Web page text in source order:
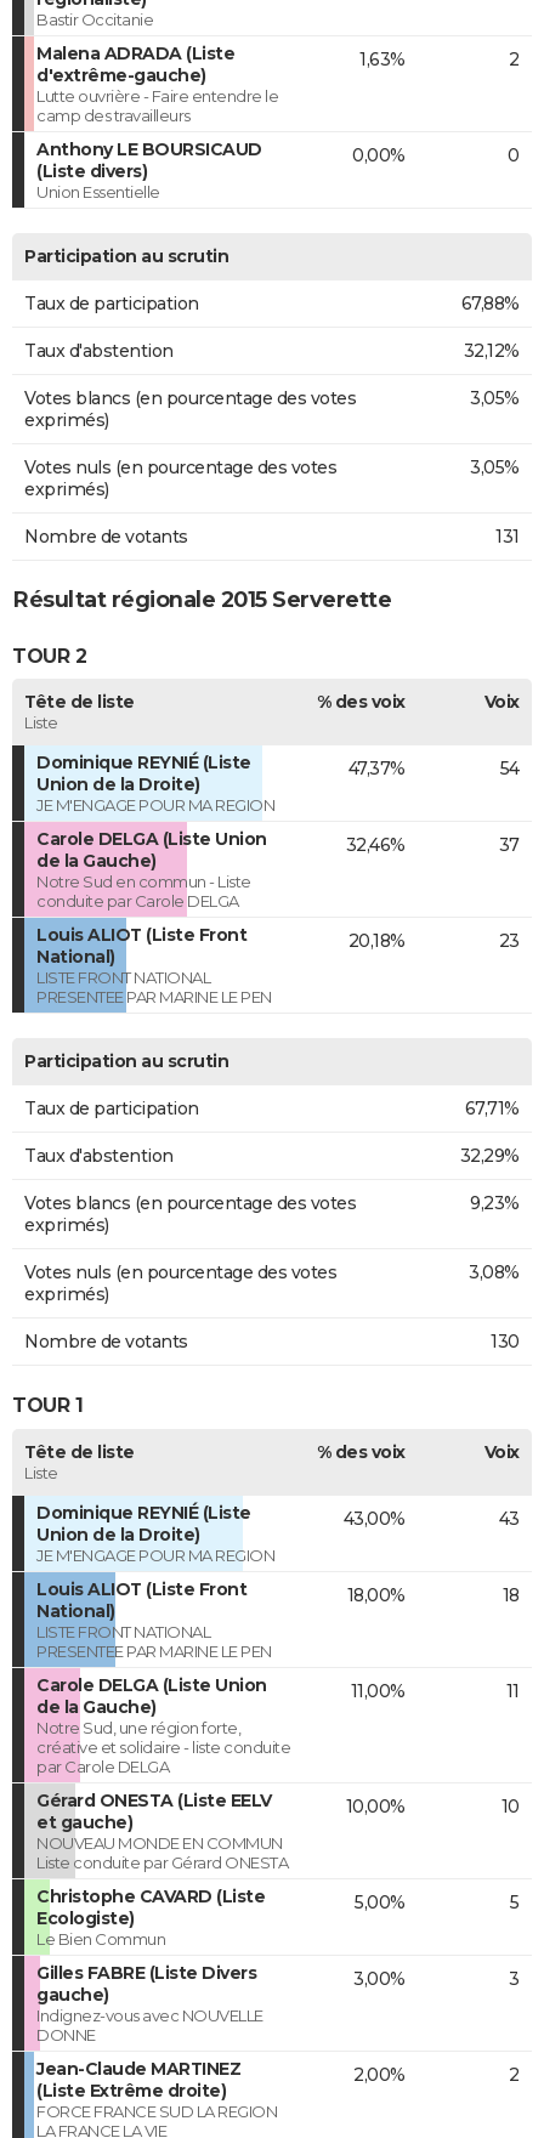
Bastir Occitanie
Malena ADRADA (Liste
d'extrême-gauche)
Lutte ouvrière - Faire entendre le
camp des travailleurs
1,63% 2
Anthony LE BOURSICAUD
(Liste divers)
Union Essentielle
0,00% 0
Participation au scrutin
Taux de participation 67,88%
Taux d'abstention 32,12%
Votes blancs (en pourcentage des votes
exprimés)
3,05%
Votes nuls (en pourcentage des votes
exprimés)
3,05%
Nombre de votants 131
Résultat régionale 2015 Serverette
TOUR 2
Tête de liste
Liste
% des voix Voix
Dominique REYNIÉ (Liste
Union de la Droite)
JE M'ENGAGE POUR MA REGION
47,37% 54
Carole DELGA (Liste Union
de la Gauche)
Notre Sud en commun - Liste
conduite par Carole DELGA
32,46% 37
Louis ALIOT (Liste Front
National)
LISTE FRONT NATIONAL
PRESENTEE PAR MARINE LE PEN
20,18% 23
Participation au scrutin
Taux de participation 67,71%
Taux d'abstention 32,29%
Votes blancs (en pourcentage des votes
exprimés)
9,23%
Votes nuls (en pourcentage des votes
exprimés)
3,08%
Nombre de votants 130
TOUR 1
Tête de liste
Liste
% des voix Voix
Dominique REYNIÉ (Liste
Union de la Droite)
JE M'ENGAGE POUR MA REGION
43,00% 43
Louis ALIOT (Liste Front
National)
LISTE FRONT NATIONAL
PRESENTEE PAR MARINE LE PEN
18,00% 18
Carole DELGA (Liste Union
de la Gauche)
Notre Sud, une région forte,
créative et solidaire - liste conduite
par Carole DELGA
11,00% 11
Gérard ONESTA (Liste EELV
et gauche)
NOUVEAU MONDE EN COMMUN
Liste conduite par Gérard ONESTA
10,00% 10
Christophe CAVARD (Liste
Ecologiste)
Le Bien Commun
5,00% 5
Gilles FABRE (Liste Divers
gauche)
Indignez-vous avec NOUVELLE
DONNE
3,00% 3
Jean-Claude MARTINEZ
(Liste Extrême droite)
FORCE FRANCE SUD LA REGION
LA FRANCE LA VIE
2,00% 2